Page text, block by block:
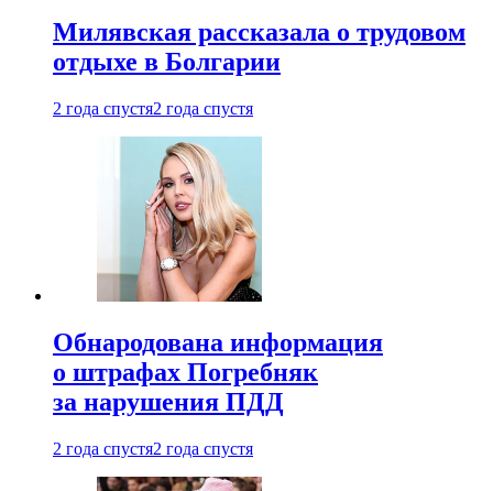
Милявская рассказала о трудовом
отдыхе в Болгарии
2 года спустя2 года спустя
Обнародована информация
о штрафах Погребняк
за нарушения ПДД
2 года спустя2 года спустя